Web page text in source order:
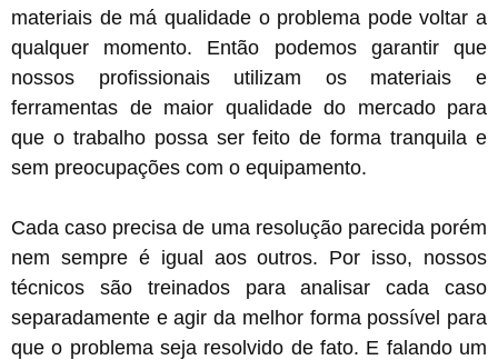
materiais de má qualidade o problema pode voltar a
qualquer momento. Então podemos garantir que
nossos profissionais utilizam os materiais e
ferramentas de maior qualidade do mercado para
que o trabalho possa ser feito de forma tranquila e
sem preocupações com o equipamento.
Cada caso precisa de uma resolução parecida porém
nem sempre é igual aos outros. Por isso, nossos
técnicos são treinados para analisar cada caso
separadamente e agir da melhor forma possível para
que o problema seja resolvido de fato. E falando um